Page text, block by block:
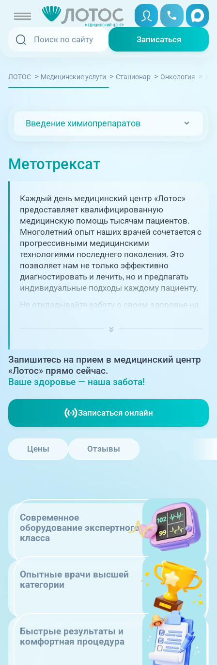
Записаться
Записаться
Услуги и цены
Отзывы
Адреса клиник
О клинике
Блог врачей
Новости
+7 (351) 220-00-03
Записаться онлайн
Вызвать скорую
Медицина на дому
Телемедицина
+7 (351) 220-00-03
Единая справочная служба,
запись на прием
+7 (351) 220-03-03
Центр амбулаторной
онкологической помощи
+7 (7142) 927-003
ЛОТОС > Медицинские услуги > Стационар > Онкология >
Введение химиопрепаратов
Метотрексат
Каждый день медицинский центр «Лотос»
предоставляет квалифицированную
медицинскую помощь тысячам пациентов.
Многолетний опыт наших врачей сочетается с
прогрессивными медицинскими
технологиями последнего поколения. Это
позволяет нам не только эффективно
диагностировать и лечить, но и предлагать
индивидуальные подходы каждому пациенту.
Не откладывайте заботу о своем здоровье на
ключевую роль в поддержании вашего
Запишитесь на прием в медицинский центр
«Лотос» прямо сейчас.
Ваше здоровье — наша забота!
Записаться онлайн
Цены Отзывы
Современное
оборудование экспертного
класса
Опытные врачи высшей
категории
Быстрые результаты и
комфортная процедура